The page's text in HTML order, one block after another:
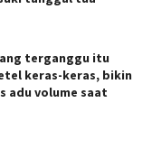
terganggu itu
keras-keras, bikin
adu volume saat